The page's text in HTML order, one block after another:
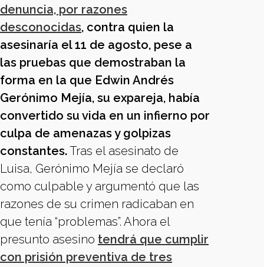
denuncia, por razones
desconocidas, contra quien la
asesinaría el 11 de agosto, pese a
las pruebas que demostraban la
forma en la que Edwin Andrés
Gerónimo Mejía, su expareja, había
convertido su vida en un infierno por
culpa de amenazas y golpizas
constantes.Tras el asesinato de
Luisa, Gerónimo Mejía se declaró
como culpable y argumentó que las
razones de su crimen radicaban en
que tenía “problemas”. Ahora el
presunto asesino tendrá que cumplir
con prisión preventiva de tres